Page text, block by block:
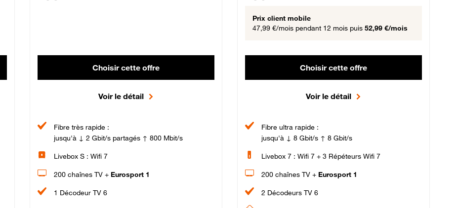
Choisir cette offre
Voir le détail
Fibre très rapide :
jusqu'à ↓ 2 Gbit/s partagés ↑ 800 Mbit/s
Livebox S : Wifi 7
200 chaînes TV + Eurosport 1
1 Décodeur TV 6
Prix client mobile
47,99 €/mois pendant 12 mois puis 52,99 €/mois
Choisir cette offre
Voir le détail
Fibre ultra rapide :
jusqu'à ↓ 8 Gbit/s ↑ 8 Gbit/s
Livebox 7 : Wifi 7 + 3 Répéteurs Wifi 7
200 chaînes TV + Eurosport 1
2 Décodeurs TV 6